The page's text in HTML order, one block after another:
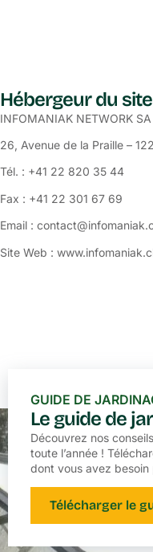
Hébergeur du site
INFOMANIAK NETWORK SA
26, Avenue de la Praille –
Tél. : +41 22 820 35 44
Fax : +41 22 301 67 69
Email :
Site Web :
GUIDE DE
Le guide de
Découvrez nos
toute l’année !
dont vous avez
Télécharger le